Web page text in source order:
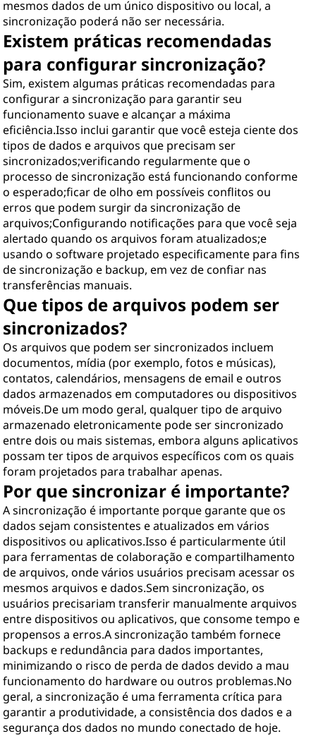
mesmos dados de um único dispositivo ou local, a
sincronização poderá não ser necessária.
Existem práticas recomendadas
para configurar sincronização?
Sim, existem algumas práticas recomendadas para
configurar a sincronização para garantir seu
funcionamento suave e alcançar a máxima
eficiência.Isso inclui garantir que você esteja ciente dos
tipos de dados e arquivos que precisam ser
sincronizados;verificando regularmente que o
processo de sincronização está funcionando conforme
o esperado;ficar de olho em possíveis conflitos ou
erros que podem surgir da sincronização de
arquivos;Configurando notificações para que você seja
alertado quando os arquivos foram atualizados;e
usando o software projetado especificamente para fins
de sincronização e backup, em vez de confiar nas
transferências manuais.
Que tipos de arquivos podem ser
sincronizados?
Os arquivos que podem ser sincronizados incluem
documentos, mídia (por exemplo, fotos e músicas),
contatos, calendários, mensagens de email e outros
dados armazenados em computadores ou dispositivos
móveis.De um modo geral, qualquer tipo de arquivo
armazenado eletronicamente pode ser sincronizado
entre dois ou mais sistemas, embora alguns aplicativos
possam ter tipos de arquivos específicos com os quais
foram projetados para trabalhar apenas.
Por que sincronizar é importante?
A sincronização é importante porque garante que os
dados sejam consistentes e atualizados em vários
dispositivos ou aplicativos.Isso é particularmente útil
para ferramentas de colaboração e compartilhamento
de arquivos, onde vários usuários precisam acessar os
mesmos arquivos e dados.Sem sincronização, os
usuários precisariam transferir manualmente arquivos
entre dispositivos ou aplicativos, que consome tempo e
propensos a erros.A sincronização também fornece
backups e redundância para dados importantes,
minimizando o risco de perda de dados devido a mau
funcionamento do hardware ou outros problemas.No
geral, a sincronização é uma ferramenta crítica para
garantir a produtividade, a consistência dos dados e a
segurança dos dados no mundo conectado de hoje.